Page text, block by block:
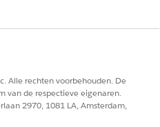
OPGELOST?
doen om te verbeteren!
Alle rechten voorbehouden. De
van de respectieve eigenaren.
2970, 1081 LA, Amsterdam,